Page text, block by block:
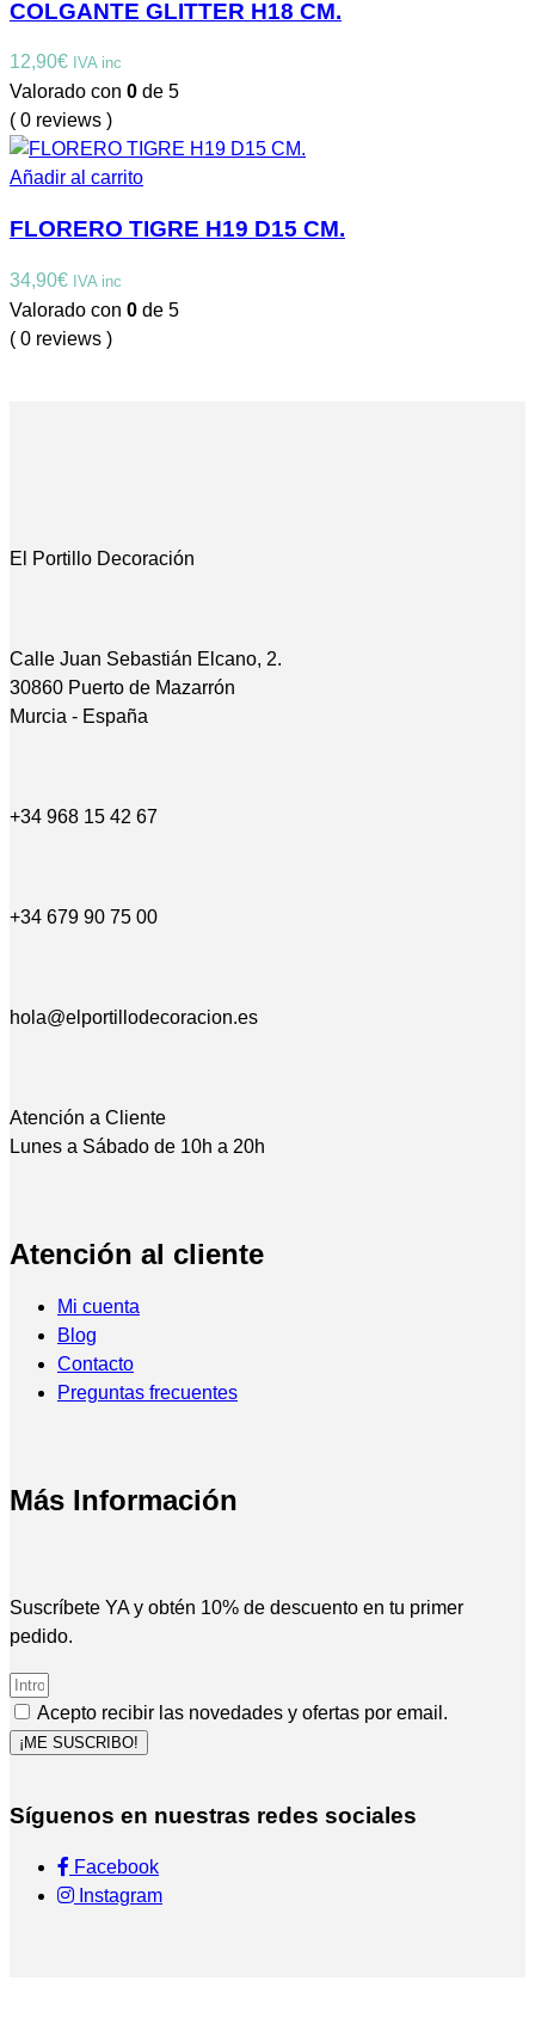
COLGANTE GLITTER H18 CM.
12,90€ IVA inc
Valorado con 0 de 5
( 0 reviews )
Añadir al carrito
FLORERO TIGRE H19 D15 CM.
34,90€ IVA inc
Valorado con 0 de 5
( 0 reviews )
El Portillo Decoración
Calle Juan Sebastián Elcano, 2.
30860 Puerto de Mazarrón
Murcia - España
+34 968 15 42 67
+34 679 90 75 00
hola@elportillodecoracion.es
Atención a Cliente
Lunes a Sábado de 10h a 20h
Atención al cliente
Mi cuenta
Blog
Contacto
Preguntas frecuentes
Más Información
Suscríbete YA y obtén 10% de descuento en tu primer
pedido.
Acepto recibir las novedades y ofertas por email.
¡ME SUSCRIBO!
Síguenos en nuestras redes sociales
Facebook
Instagram